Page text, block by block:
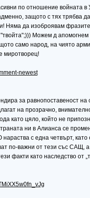
по отношение войната
защото с тях трябва
Няма да изоброявам
Можем д
само народ, на чиято
миротворец!
newest
за равнопоставеност
на прозрачно,
като цяло, който не
ни в Алианса се
нараства с една четвърт,
по-важни от тези със САЩ,
факти като наследство